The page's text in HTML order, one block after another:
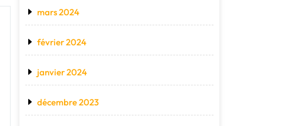
mars 2024
février 2024
janvier 2024
décembre 2023